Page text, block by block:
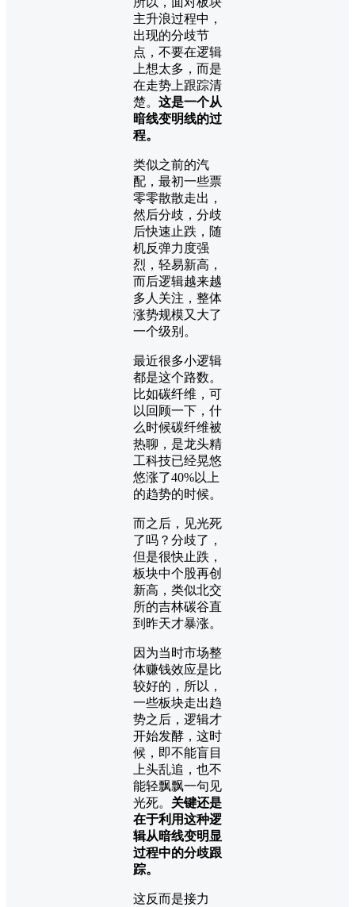
主升浪过程中，
出现的分歧节
点，不要在逻辑
上想太多，而是
在走势上跟踪清
楚。 这是一个从
暗线变明线的过
程。
类似之前的汽
配，最初一些票
零零散散走出，
然后分歧，分歧
后快速止跌，随
机反弹力度强
烈，轻易新高，
而后逻辑越来越
多人关注，整体
涨势规模又大了
一个级别。
最近很多小逻辑
都是这个路数。
比如碳纤维，可
以回顾一下，什
么时候碳纤维被
热聊，是龙头精
工科技已经晃悠
悠涨了40%以上
的趋势的时候。
而之后，见光死
了吗？分歧了，
但是很快止跌，
板块中个股再创
新高，类似北交
所的吉林碳谷直
到昨天才暴涨。
因为当时市场整
体赚钱效应是比
较好的，所以，
一些板块走出趋
势之后，逻辑才
开始发酵，这时
候，即不能盲目
上头乱追，也不
能轻飘飘一句见
光死。 关键还是
在于利用这种逻
辑从暗线变明显
过程中的分歧跟
踪。
这反而是接力